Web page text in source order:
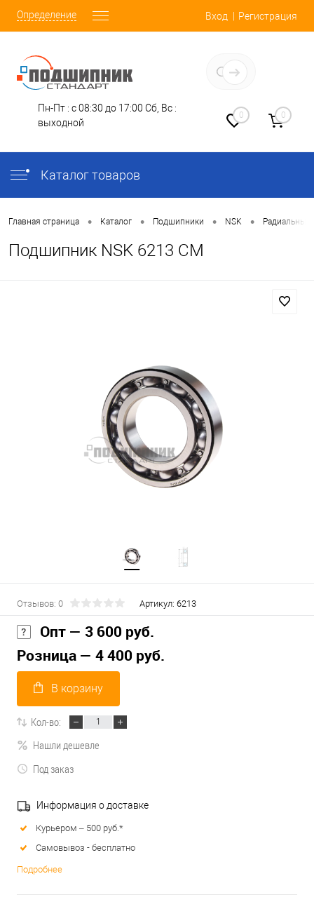
Определение Вход Регистрация
Пн-Пт : с 08:30 до 17:00 Сб, Вс :
выходной
0 0
Каталог товаров
Главная страница • Каталог • Подшипники • NSK •
Подшипник NSK 6213 CM
Отзывов: 0 Артикул: 6213
Опт — 3 600 руб.
Розница — 4 400 руб.
В корзину
Кол-во:
Нашли дешевле
Под заказ
Информация о доставке
Курьером – 500 руб.*
Самовывоз - бесплатно
Подробнее